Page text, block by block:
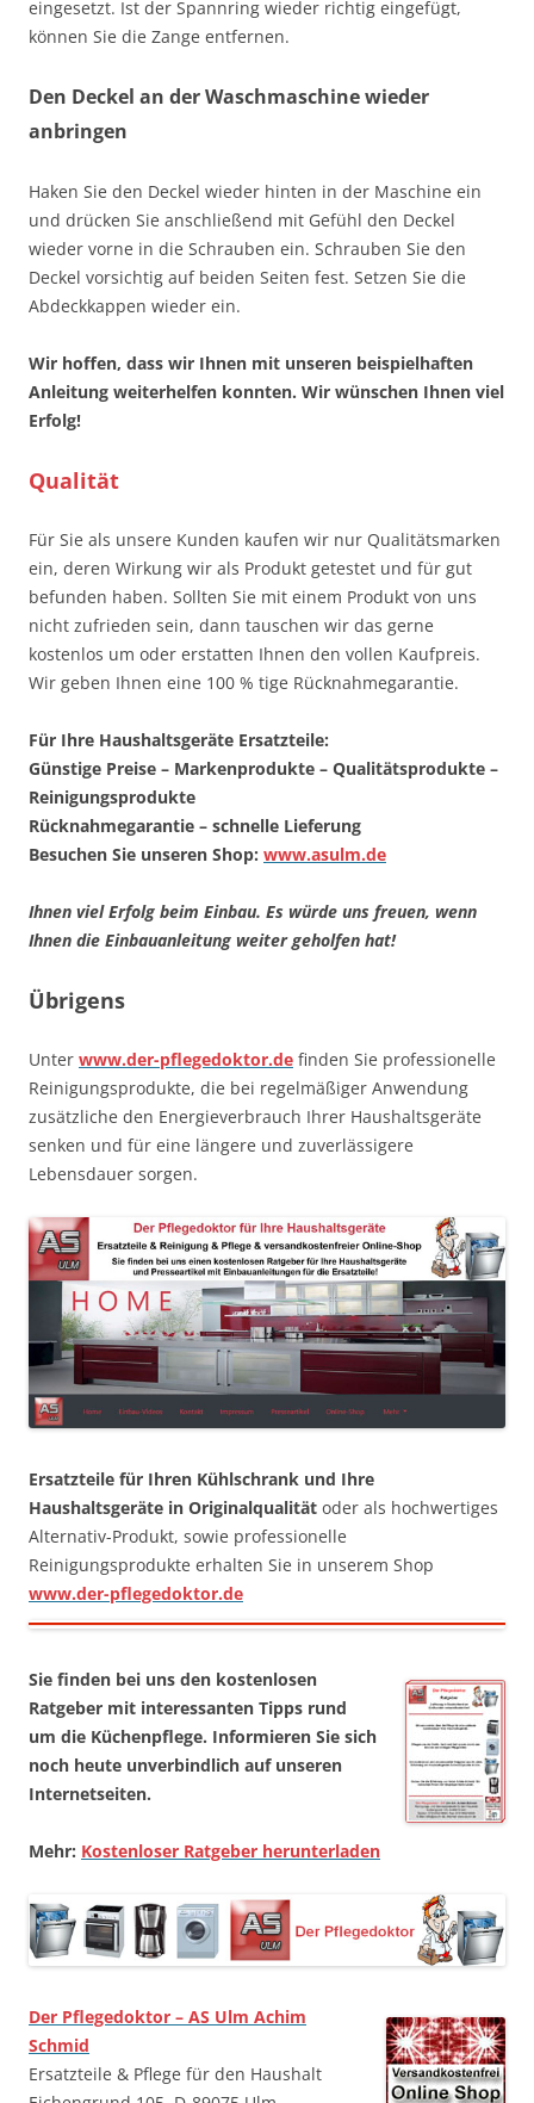
eingesetzt. Ist der Spannring wieder richtig eingefügt,
können Sie die Zange entfernen.
Den Deckel an der Waschmaschine wieder
anbringen
Haken Sie den Deckel wieder hinten in der Maschine ein
und drücken Sie anschließend mit Gefühl den Deckel
wieder vorne in die Schrauben ein. Schrauben Sie den
Deckel vorsichtig auf beiden Seiten fest. Setzen Sie die
Abdeckkappen wieder ein.
Wir hoffen, dass wir Ihnen mit unseren beispielhaften
Anleitung weiterhelfen konnten. Wir wünschen Ihnen viel
Erfolg!
Qualität
Für Sie als unsere Kunden kaufen wir nur Qualitätsmarken
ein, deren Wirkung wir als Produkt getestet und für gut
befunden haben. Sollten Sie mit einem Produkt von uns
nicht zufrieden sein, dann tauschen wir das gerne
kostenlos um oder erstatten Ihnen den vollen Kaufpreis.
Wir geben Ihnen eine 100 % tige Rücknahmegarantie.
Für Ihre Haushaltsgeräte Ersatzteile:
Günstige Preise – Markenprodukte – Qualitätsprodukte –
Reinigungsprodukte
Rücknahmegarantie – schnelle Lieferung
Besuchen Sie unseren Shop: www.asulm.de
Ihnen viel Erfolg beim Einbau. Es würde uns freuen, wenn
Ihnen die Einbauanleitung weiter geholfen hat!
Übrigens
Unter www.der-pflegedoktor.de finden Sie professionelle
Reinigungsprodukte, die bei regelmäßiger Anwendung
zusätzliche den Energieverbrauch Ihrer Haushaltsgeräte
senken und für eine längere und zuverlässigere
Lebensdauer sorgen.
Ersatzteile für Ihren Kühlschrank und Ihre
Haushaltsgeräte in Originalqualität oder als hochwertiges
Alternativ-Produkt, sowie professionelle
Reinigungsprodukte erhalten Sie in unserem Shop
www.der-pflegedoktor.de
Sie finden bei uns den kostenlosen
Ratgeber mit interessanten Tipps rund
um die Küchenpflege. Informieren Sie sich
noch heute unverbindlich auf unseren
Internetseiten.
Mehr: Kostenloser Ratgeber herunterladen
Der Pflegedoktor – AS Ulm Achim
Schmid
Ersatzteile & Pflege für den Haushalt